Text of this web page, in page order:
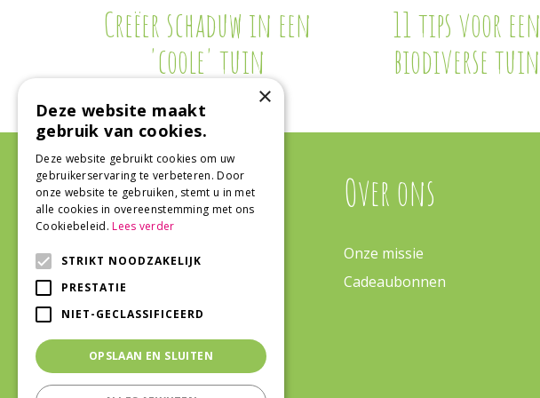
Creëer schaduw in een
'coole' tuin
11 tips voor een
biodiverse tuin
Algemeen
Algemene voorwaarden
Tuinplanten
Barbecues
Tuincentrum
Kamerplanten
Over ons
Onze missie
Cadeaubonnen
×
Deze website maakt
gebruik van cookies.
Deze website gebruikt cookies om uw
gebruikerservaring te verbeteren. Door
onze website te gebruiken, stemt u in met
alle cookies in overeenstemming met ons
Cookiebeleid.Lees verder
STRIKT NOODZAKELIJK
PRESTATIE
NIET-GECLASSIFICEERD
OPSLAAN EN SLUITEN